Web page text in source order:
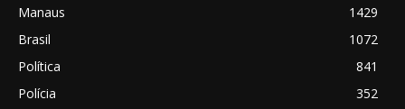
Manaus
1429
Brasil
1072
Política
841
Polícia
352